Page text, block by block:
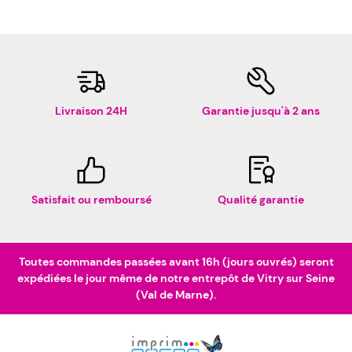
Livraison 24H Garantie jusqu'à 2 ans
Satisfait ou remboursé Qualité garantie
Toutes commandes passées avant 16h (jours ouvrés) seront
expédiées le jour même de notre entrepôt de Vitry sur Seine
(Val de Marne).